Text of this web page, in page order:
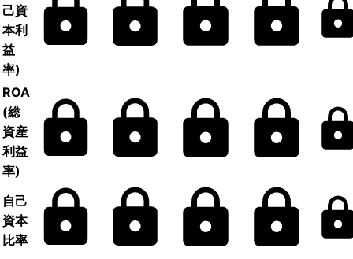
己資
本利
益
率)
ROA
(総
資産
利益
率)
自己
資本
比率